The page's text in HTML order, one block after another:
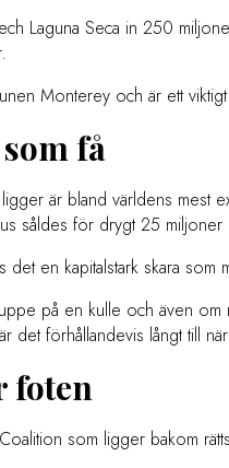
Laguna Seca in 250
Monterey och är ett
få
är bland världens mest
såldes för drygt 25
en kapitalstark skara som
på en kulle och även
det förhållandevis långt till
foten
som ligger bakom